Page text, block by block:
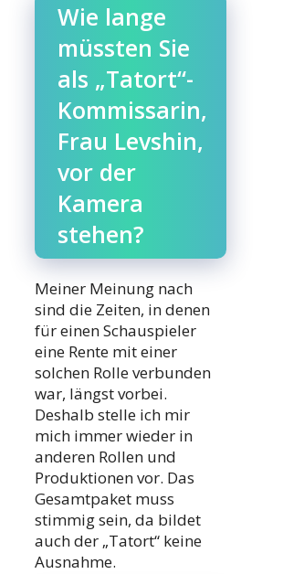
Wie lange
müssten Sie
als „Tatort“-
Kommissarin,
Frau Levshin,
vor der
Kamera
stehen?
Meiner Meinung nach
sind die Zeiten, in denen
für einen Schauspieler
eine Rente mit einer
solchen Rolle verbunden
war, längst vorbei.
Deshalb stelle ich mir
mich immer wieder in
anderen Rollen und
Produktionen vor. Das
Gesamtpaket muss
stimmig sein, da bildet
auch der „Tatort“ keine
Ausnahme.